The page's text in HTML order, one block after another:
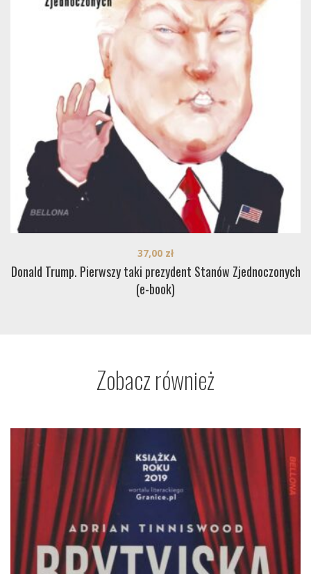
Donald Trump. Pierwszy taki prezydent Stanów Zjednoczonych
(e-book)
37,00 zł
Zobacz również